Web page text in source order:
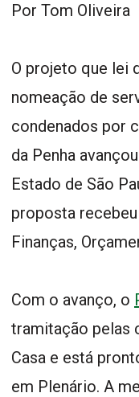
Por Tom Oliveira
O projeto que lei
nomeação de
condenados por
da Penha
Estado de São
proposta
Finanças,
Com o avanço, o
tramitação pelas
Casa e está
em Plenário. A